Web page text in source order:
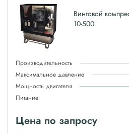
Винтовой
10-500
Производительность
Максимальное давление
Мощность двигателя
Питание
Цена по запросу